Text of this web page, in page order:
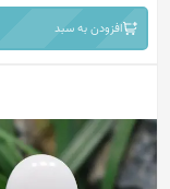
افزودن به سبد